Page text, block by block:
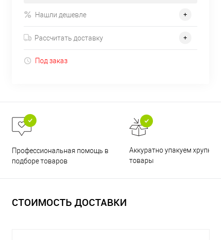
Нашли дешевле
Рассчитать доставку
Под заказ
Профессиональная помощь в
подборе товаров
Аккуратно упакуем хрупкие
товары
СТОИМОСТЬ ДОСТАВКИ